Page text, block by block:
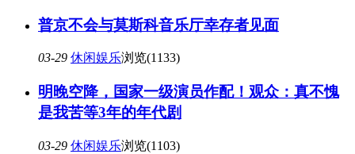
普京不会与莫斯科音乐厅幸存者见面
03-29 休闲娱乐浏览(1133)
明晚空降，国家一级演员作配！观众：真不愧
是我苦等3年的年代剧
03-29 休闲娱乐浏览(1103)